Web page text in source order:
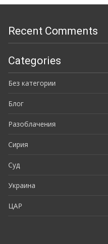
Recent Comments
Categories
Без категории
Блог
Разоблачения
Сирия
Суд
Украина
ЦАР